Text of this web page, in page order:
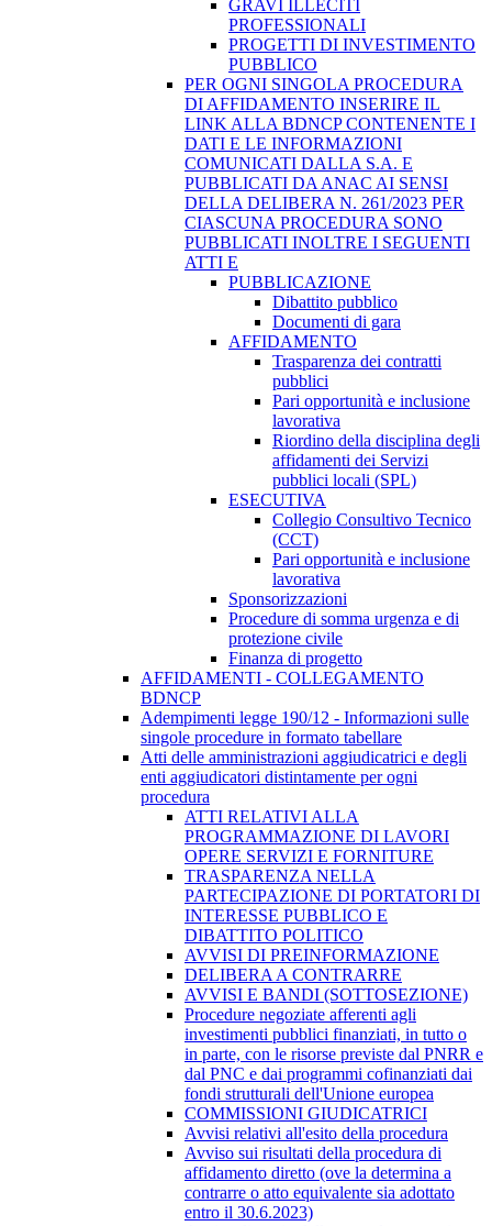
GRAVI ILLECITI
PROFESSIONALI
PROGETTI DI INVESTIMENTO
PUBBLICO
PER OGNI SINGOLA PROCEDURA
DI AFFIDAMENTO INSERIRE IL
LINK ALLA BDNCP CONTENENTE I
DATI E LE INFORMAZIONI
COMUNICATI DALLA S.A. E
PUBBLICATI DA ANAC AI SENSI
DELLA DELIBERA N. 261/2023 PER
CIASCUNA PROCEDURA SONO
PUBBLICATI INOLTRE I SEGUENTI
ATTI E
PUBBLICAZIONE
Dibattito pubblico
Documenti di gara
AFFIDAMENTO
Trasparenza dei contratti
pubblici
Pari opportunità e inclusione
lavorativa
Riordino della disciplina degli
affidamenti dei Servizi
pubblici locali (SPL)
ESECUTIVA
Collegio Consultivo Tecnico
(CCT)
Pari opportunità e inclusione
lavorativa
Sponsorizzazioni
Procedure di somma urgenza e di
protezione civile
Finanza di progetto
AFFIDAMENTI - COLLEGAMENTO
BDNCP
Adempimenti legge 190/12 - Informazioni sulle
singole procedure in formato tabellare
Atti delle amministrazioni aggiudicatrici e degli
enti aggiudicatori distintamente per ogni
procedura
ATTI RELATIVI ALLA
PROGRAMMAZIONE DI LAVORI
OPERE SERVIZI E FORNITURE
TRASPARENZA NELLA
PARTECIPAZIONE DI PORTATORI DI
INTERESSE PUBBLICO E
DIBATTITO POLITICO
AVVISI DI PREINFORMAZIONE
DELIBERA A CONTRARRE
AVVISI E BANDI (SOTTOSEZIONE)
Procedure negoziate afferenti agli
investimenti pubblici finanziati, in tutto o
in parte, con le risorse previste dal PNRR e
dal PNC e dai programmi cofinanziati dai
fondi strutturali dell'Unione europea
COMMISSIONI GIUDICATRICI
Avvisi relativi all'esito della procedura
Avviso sui risultati della procedura di
affidamento diretto (ove la determina a
contrarre o atto equivalente sia adottato
entro il 30.6.2023)